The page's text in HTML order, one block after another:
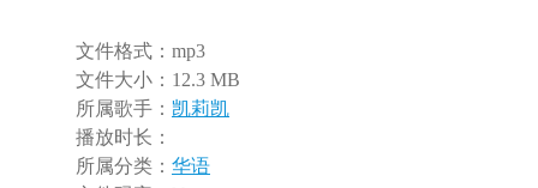
文件格式： mp3
文件大小： 12.3 MB
所属歌手： 凯莉凯
播放时长：
所属分类： 华语